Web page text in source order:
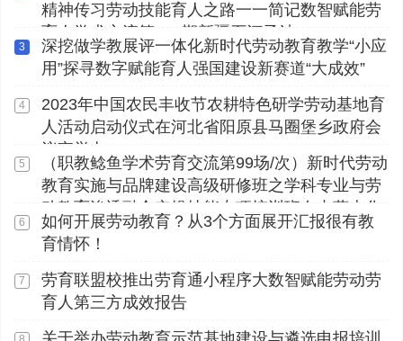
精神传习劳动技能育人之路一一简记数智赋能劳
育人学术交流第112期新疆石河子站
3
深挖做学教展评一体化新时代劳动教育教学“小应
用”探寻数字赋能育人强国建设新赛道“大成效”
4
2023年中国农民丰收节农耕特色研学劳动基地育
人活动启动仪式在河北省阳原县马圈堡乡政府会
议室举办
5
（职教鲶鱼学术劳育交流第99场/次）新时代劳动
教育实施与品牌建设高级研修班之学科专业与劳
动教育渗透融合实操技能专项培训班在内蒙古化
工职业学院顺利开展
6
如何开展劳动教育？从3个方面展开汇报很有教
育情怀！
7
劳育联盟校推出劳育通小程序大数智赋能劳动劳
育人第三方成效报告